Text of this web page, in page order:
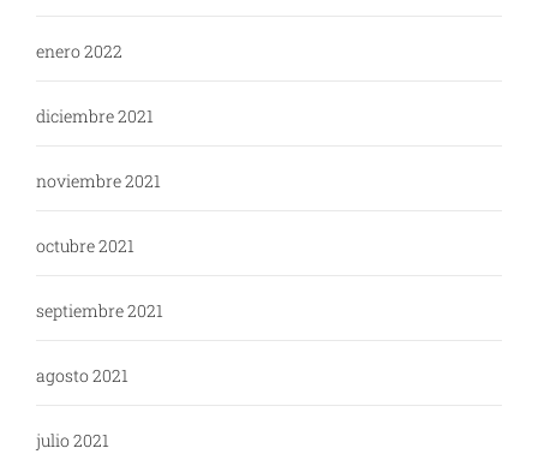
enero 2022
diciembre 2021
noviembre 2021
octubre 2021
septiembre 2021
agosto 2021
julio 2021